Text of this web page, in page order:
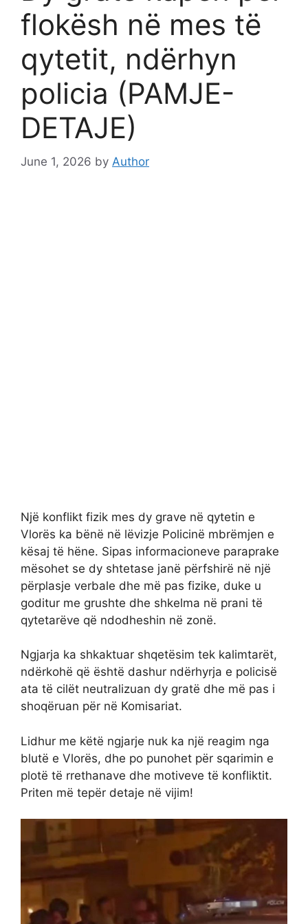
flokësh në mes të
qytetit, ndërhyn
policia (PAMJE-
DETAJE)
June 1, 2026 by Author
Një konflikt fizik mes dy grave në qytetin e
Vlorës ka bënë në lëvizje Policinë mbrëmjen e
kësaj të hëne. Sipas informacioneve paraprake
mësohet se dy shtetase janë përfshirë në një
përplasje verbale dhe më pas fizike, duke u
goditur me grushte dhe shkelma në prani të
qytetarëve që ndodheshin në zonë.
Ngjarja ka shkaktuar shqetësim tek kalimtarët,
ndërkohë që është dashur ndërhyrja e policisë
ata të cilët neutralizuan dy gratë dhe më pas i
shoqëruan për në Komisariat.
Lidhur me këtë ngjarje nuk ka një reagim nga
blutë e Vlorës, dhe po punohet për sqarimin e
plotë të rrethanave dhe motiveve të konfliktit.
Priten më tepër detaje në vijim!